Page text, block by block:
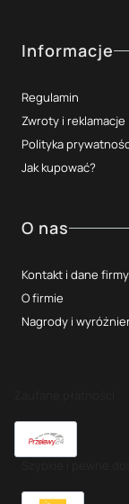
Informacje
Regulamin
Zwroty i reklamacje
Polityka
Jak kupować?
O nas
Kontakt i dane firmy
O firmie
Nagrody i